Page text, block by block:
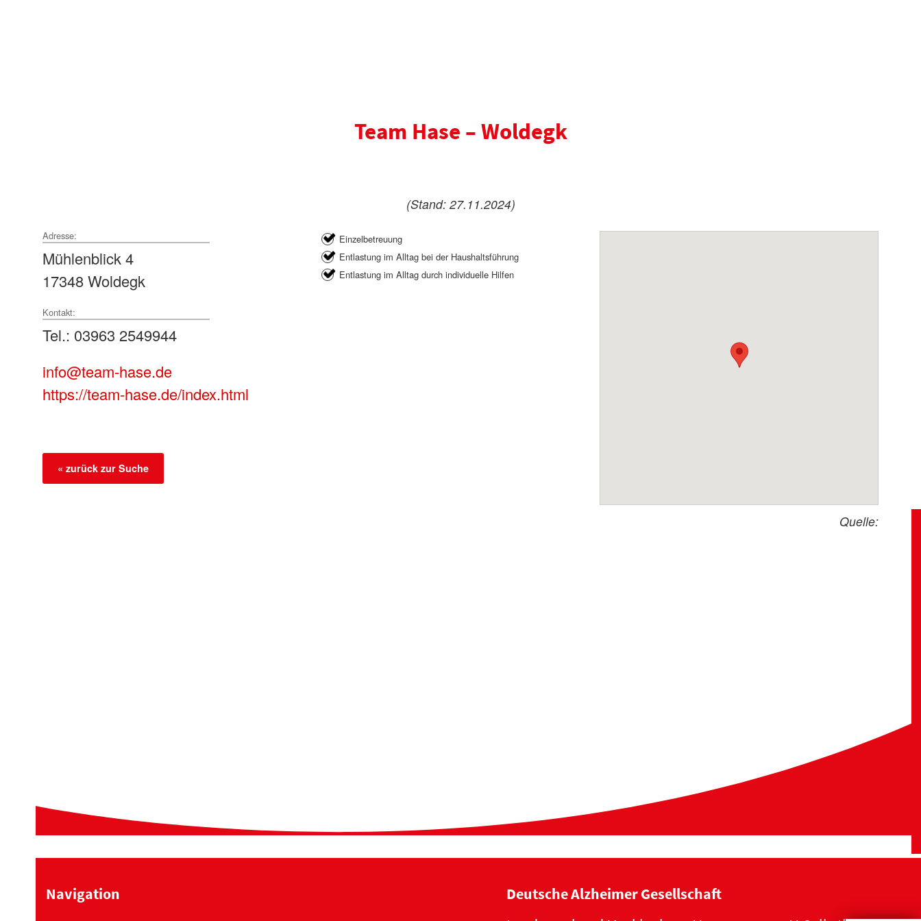
Team Hase – Woldegk
(Stand: 27.11.2024)
Adresse:
Mühlenblick 4
17348 Woldegk
Kontakt:
Tel.: 03963 2549944
info@team-hase.de
https://team-hase.de/index.html
Einzelbetreuung
Entlastung im Alltag bei der Haushaltsführung
Entlastung im Alltag durch individuelle Hilfen
« zurück zur Suche
Quelle:
Navigation
Deutsche Alzheimer Gesellschaft